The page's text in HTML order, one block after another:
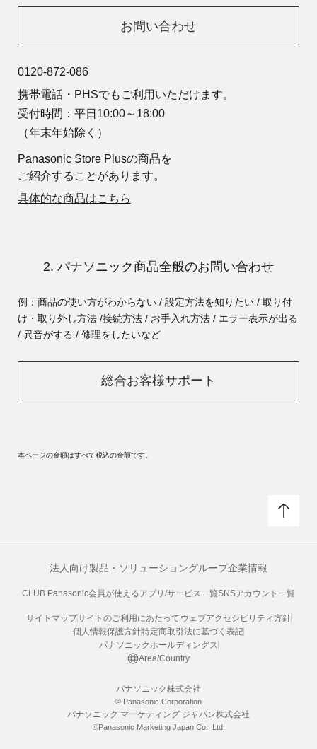
お問い合わせ
0120-872-086
携帯電話・PHSでもご利用いただけます。
受付時間：平日10:00～18:00
（年末年始除く）
Panasonic Store Plusの商品を
ご紹介することがあります。
具体的な商品はこちら
2. パナソニック商品全般のお問い合わせ
例：商品の使い方がわからない / 設定方法を知りたい / 取り付
け・取り外し方法 /接続方法 / お手入れ方法 / エラー表示が出る
/ 異音がする / 修理をしたいなど
総合お客様サポート
本ページの金額はすべて税込の金額です。
法人向け製品・ソリューショングループ企業情報
CLUB Panasonic会員が使えるアプリ/サービス一覧SNSアカウント一覧
サイトマップサイトのご利用にあたって ウェブアクセシビリティ方針
個人情報保護方針特定商取引法に基づく表記
パナソニックホールディングス
Area/Country
パナソニック株式会社
© Panasonic Corporation
パナソニック マーケティング ジャパン株式会社
©Panasonic Marketing Japan Co., Ltd.